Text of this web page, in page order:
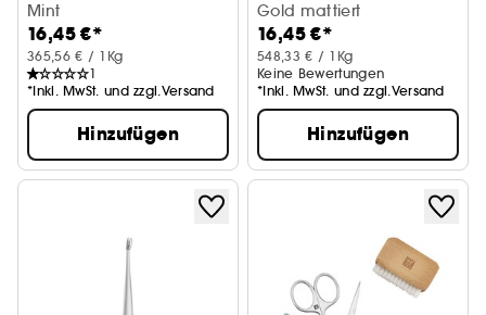
Mint
16,45 €*
365,56 € / 1Kg
1
*Inkl. MwSt. und zzgl.Versand
Hinzufügen
Gold Matt
Gold mattiert
16,45 €*
548,33 € / 1Kg
Keine Bewertungen
*Inkl. MwSt. und zzgl.Versand
Hinzufügen